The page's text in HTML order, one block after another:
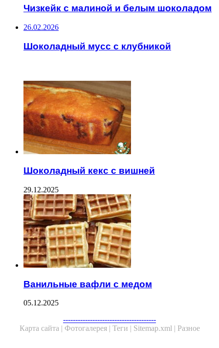
Чизкейк с малиной и белым шоколадом
26.02.2026
Шоколадный мусс с клубникой
Шоколадный кекс с вишней
29.12.2025
Ванильные вафли с медом
05.12.2025
--------------------------------------
Карта сайта | Фотогалерея | Теги | Sitemap.xml | Разное